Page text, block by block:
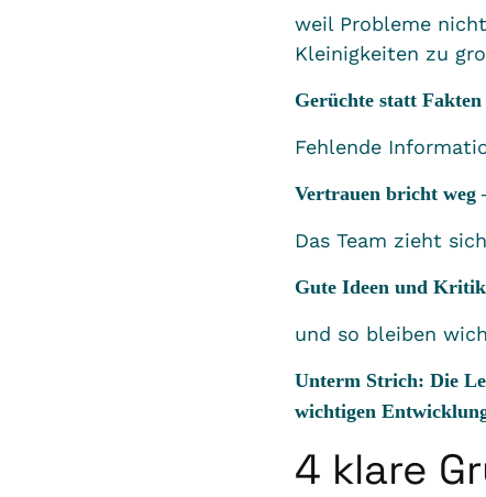
weil Probleme
Kleinigkeiten zu
Gerüchte statt Fakten
Fehlende
Vertrauen bricht weg
Das Team zieht
Gute Ideen und
und so bleiben
Unterm Strich: Die
wichtigen
4 klare